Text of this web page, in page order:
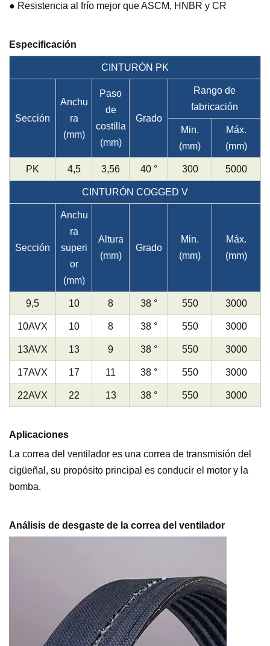
● Resistencia al frío mejor que ASCM, HNBR y CR
Especificación
CINTURÓN PK
Sección
Anchu
ra
(mm)
Paso
de
costilla
(mm)
Grado
Rango de
fabricación
Min.
(mm)
Máx.
(mm)
PK 4,5 3,56 40 ° 300 5000
CINTURÓN COGGED V
Sección
Anchu
ra
superi
or
(mm)
Altura
(mm)
Grado
Min.
(mm)
Máx.
(mm)
9,5 10 8 38 ° 550 3000
10AVX 10 8 38 ° 550 3000
13AVX 13 9 38 ° 550 3000
17AVX 17 11 38 ° 550 3000
22AVX 22 13 38 ° 550 3000
Aplicaciones
La correa del ventilador es una correa de transmisión del
cigüeñal, su propósito principal es conducir el motor y la
bomba.
Análisis de desgaste de la correa del ventilador